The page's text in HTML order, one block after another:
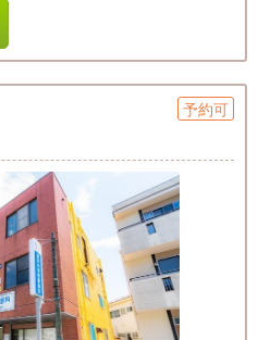
予約可